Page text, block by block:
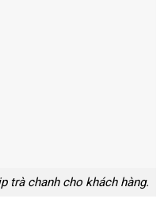
trà chanh cho khách hàng.